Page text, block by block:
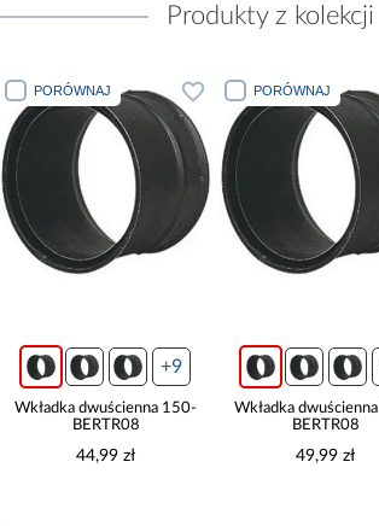
Produkty z kolekcji
PORÓWNAJ
+9
Wkładka dwuścienna 150-
BERTR08
44,99 zł
PORÓWNAJ
Wkładka
BERTR08
49,99 zł